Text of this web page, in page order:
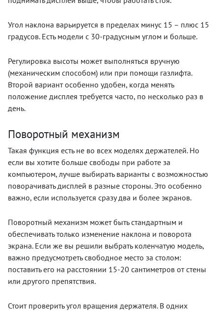
Угол наклона варьируется в пределах минус 15 – плюс 15
градусов. Есть модели с 30-градусным углом и больше.
Регулировка высоты может выполняться вручную
(механическим способом) или при помощи газлифта.
Второй вариант особенно удобен, когда менять
положение дисплея требуется часто, по несколько раз в
день.
Поворотный механизм
Такая функция есть не во всех моделях держателей. Но
если вы хотите больше свободы при работе за
компьютером, лучше выбирать варианты с возможностью
поворачивать дисплей в разные стороны. Это особенно
важно, если используется сразу два и более экранов.
Поворотный механизм может быть стандартным и
обеспечивать только изменение наклона и поворота
экрана. Если же вы решили выбрать коленчатую модель,
важно предусмотреть свободное место за столом:
поставить его на расстоянии 15-20 сантиметров от стены
или другого препятствия.
Стоит проверить угол вращения держателя. В одних